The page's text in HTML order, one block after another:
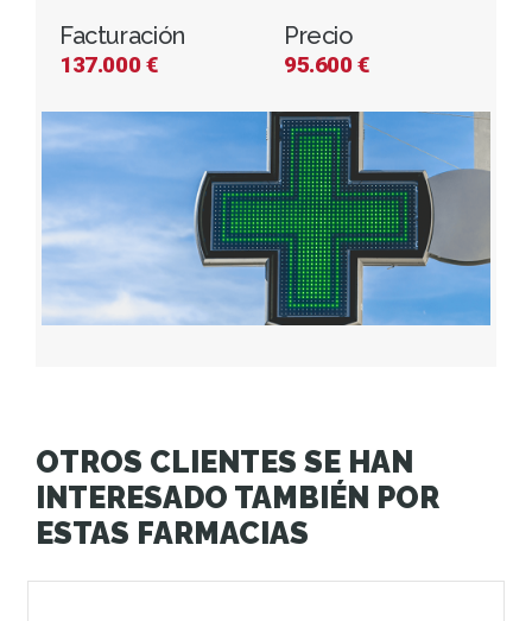
Facturación
137.000 €
Precio
95.600 €
OTROS CLIENTES SE HAN
INTERESADO TAMBIÉN POR
ESTAS FARMACIAS